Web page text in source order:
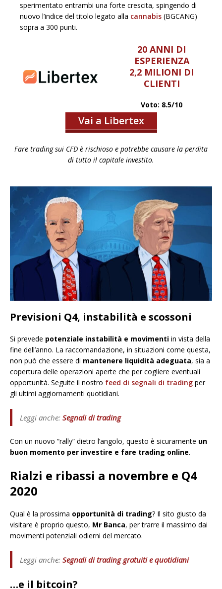
sperimentato entrambi una forte crescita, spingendo di
nuovo l’indice del titolo legato alla cannabis (BGCANG)
sopra a 300 punti.
20 ANNI DI
ESPERIENZA
2,2 MILIONI DI
CLIENTI
Voto: 8.5/10
Vai a Libertex
Fare trading sui CFD è rischioso e potrebbe causare la perdita
di tutto il capitale investito.
Previsioni Q4, instabilità e scossoni
Si prevede potenziale instabilità e movimenti in vista della
fine dell’anno. La raccomandazione, in situazioni come questa,
non può che essere di mantenere liquidità adeguata, sia a
copertura delle operazioni aperte che per cogliere eventuali
opportunità. Seguite il nostro feed di segnali di trading per
gli ultimi aggiornamenti quotidiani.
Leggi anche: Segnali di trading
Con un nuovo “rally” dietro l’angolo, questo è sicuramente un
buon momento per investire e fare trading online.
Rialzi e ribassi a novembre e Q4
2020
Qual è la prossima opportunità di trading? Il sito giusto da
visitare è proprio questo, Mr Banca, per trarre il massimo dai
movimenti potenziali odierni del mercato.
Leggi anche: Segnali di trading gratuiti e quotidiani
…e il bitcoin?